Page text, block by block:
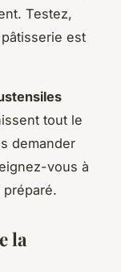
Testez,
est
tout le
demander
vous à
préparé.
la